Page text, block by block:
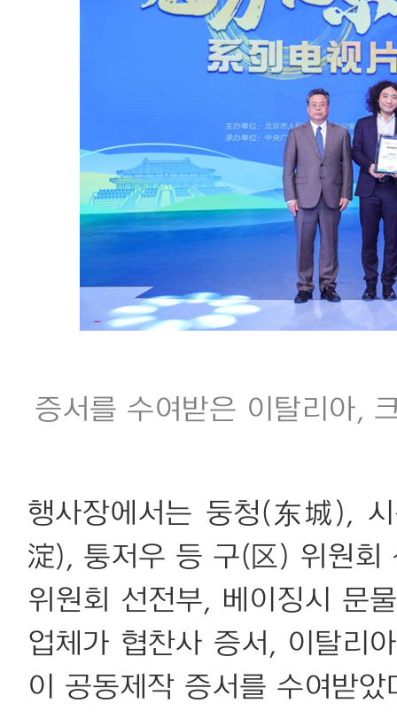
증서를 수여받은 이탈리아,
행사장에서는 둥청(东城),
淀), 퉁저우 등 구(区) 위원회
위원회 선전부, 베이징시 문
업체가 협찬사 증서, 이탈리
이 공동제작 증서를 수여받았